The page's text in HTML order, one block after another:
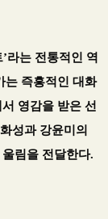
’라는 전통적인 역
는 즉흥적인 대화
영감을 받은 선
성과 강윤미의
림을 전달한다.